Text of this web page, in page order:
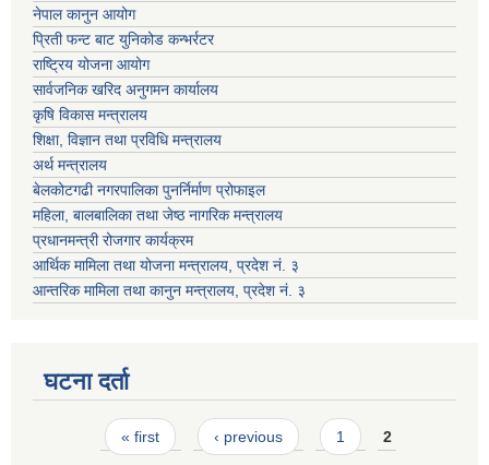
नेपाल कानुन आयोग
प्रिती फन्ट बाट युनिकोड कन्भर्रटर
राष्ट्रिय योजना आयोग
सार्वजनिक खरिद अनुगमन कार्यालय
कृषि विकास मन्त्रालय
शिक्षा, विज्ञान तथा प्रविधि मन्त्रालय
अर्थ मन्त्रालय
बेलकोटगढी नगरपालिका पुनर्निर्माण प्रोफाइल
महिला, बालबालिका तथा जेष्ठ नागरिक मन्त्रालय
प्रधानमन्त्री रोजगार कार्यक्रम
आर्थिक मामिला तथा योजना मन्त्रालय, प्रदेश नं. ३
आन्तरिक मामिला तथा कानुन मन्त्रालय, प्रदेश नं. ३
घटना दर्ता
Pages« first ‹ previous 1 2